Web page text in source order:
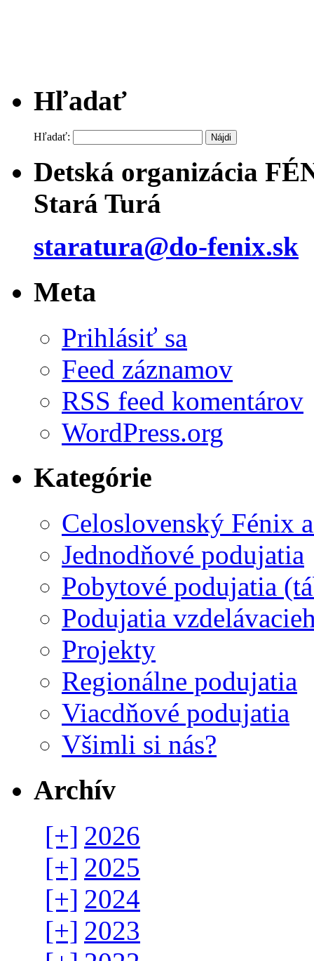
Hľadať
Hľadať:
Detská organizácia
Stará Turá
staratura@do-fenix.sk
Meta
Prihlásiť sa
Feed záznamov
RSS feed komentárov
WordPress.org
Kategórie
Celoslovenský Fénix
Jednodňové podujatia
Pobytové podujatia
Podujatia
Projekty
Regionálne podujatia
Viacdňové podujatia
Všimli si nás?
Archív
[+] 2026
[+] 2025
[+] 2024
[+] 2023